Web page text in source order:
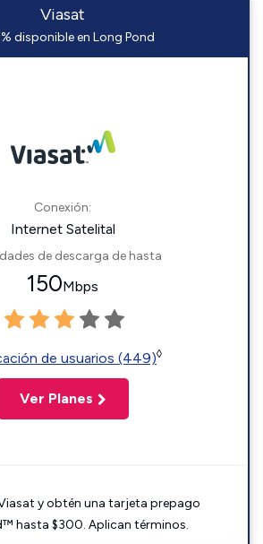
Viasat
disponible en Long Pond
Conexión:
Internet Satelital
de descarga de hasta
150Mbps
de usuarios (449)◊
Ver Planes
y obtén una tarjeta prepago
hasta $300. Aplican términos.